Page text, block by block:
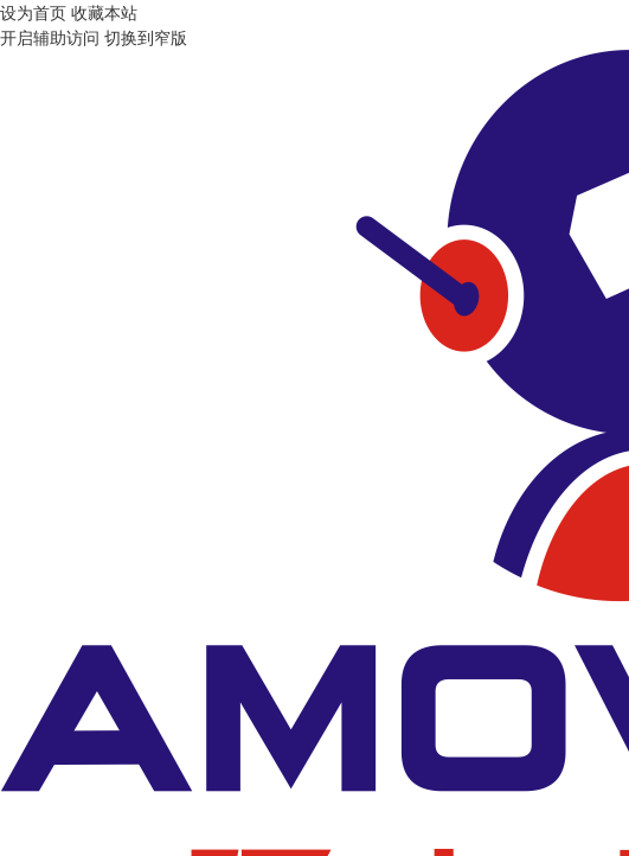
设为首页 收藏本站
开启辅助访问 切换到窄版